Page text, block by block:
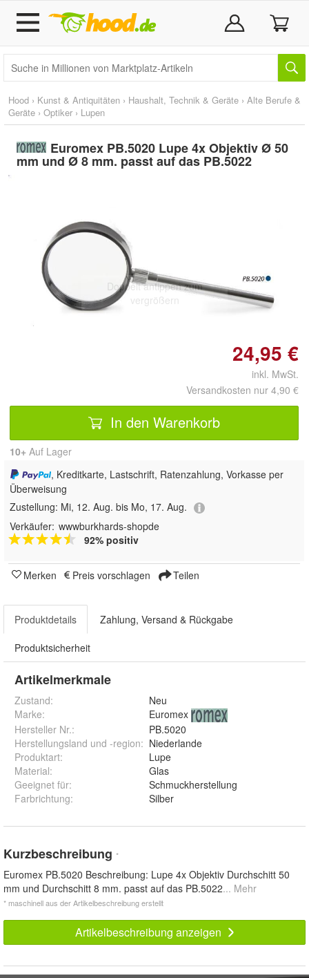
Hood › Kunst & Antiquitäten › Haushalt, Technik & Geräte › Alte Berufe &
Geräte › Optiker › Lupen
Euromex PB.5020 Lupe 4x Objektiv Ø 50
mm und Ø 8 mm. passt auf das PB.5022
Doppelt antippen zum
vergrößern
24,95 €
inkl. MwSt.
Versandkosten nur 4,90 €
In den Warenkorb
10+ Auf Lager
, Kreditkarte, Lastschrift, Ratenzahlung, Vorkasse per
Überweisung
Zustellung: Mi, 12. Aug. bis Mo, 17. Aug.
Verkäufer: wwwburkhards-shopde
92% positiv
Merken Preis vorschlagen Teilen
Produktdetails Zahlung, Versand & Rückgabe
Produktsicherheit
Artikelmerkmale
Zustand:
Neu
Marke:
Euromex
Hersteller Nr.:
PB.5020
Herstellungsland und -region: Niederlande
Produktart:
Lupe
Material:
Glas
Geeignet für:
Schmuckherstellung
Farbrichtung: Silber
Kurzbeschreibung *
Euromex PB.5020 Beschreibung: Lupe 4x Objektiv Durchschitt 50
mm und Durchschitt 8 mm. passt auf das PB.5022... Mehr
* maschinell aus der Artikelbeschreibung erstellt
Artikelbeschreibung anzeigen